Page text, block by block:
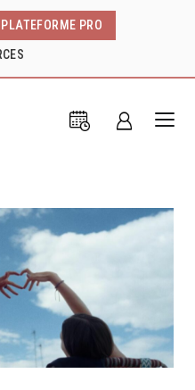
PLATEFORME PRO